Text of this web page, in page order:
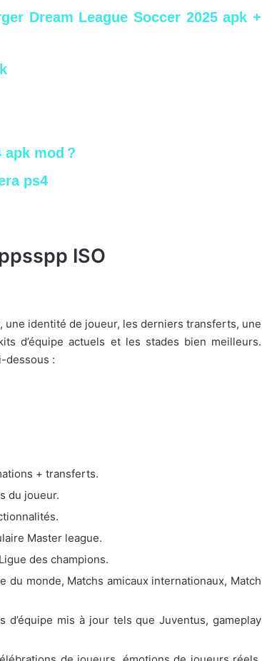
Dream League Soccer 2025 apk +
apk mod ?
ps4
ISO
identité de joueur, les derniers transferts, une
d’équipe actuels et les stades bien meilleurs.
dessous :
+ transferts.
du joueur.
Master league.
des champions.
du monde, Matchs amicaux internationaux, Match
d’équipe mis à jour tels que Juventus, gameplay